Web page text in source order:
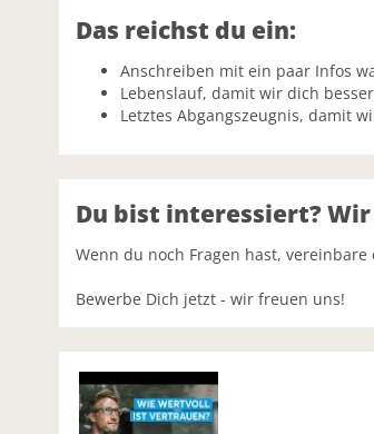
Das reichst du ein:
Anschreiben mit ein paar Infos
Lebenslauf, damit wir dich
Letztes Abgangszeugnis, damit
Du bist interessiert? Wir
Wenn du noch Fragen hast,
Bewerbe Dich jetzt - wir freuen uns!